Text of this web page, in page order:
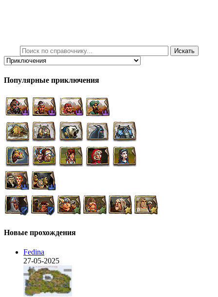
Популярные приключения
Новые прохождения
Fedina
27-05-2025